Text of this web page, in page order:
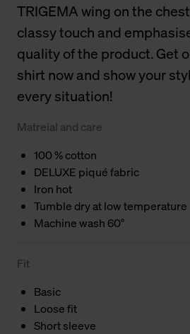
TRIGEMA wing on the
classy touch and
quality of the product. Get
shirt now and show your
every situation!
Matreial and care
100 % cotton
DELUXE piqué fabric
Iron hot
Tumble dry at low temperature
Machine wash 60°
Fit
Basic
Loose fit
Short sleeve